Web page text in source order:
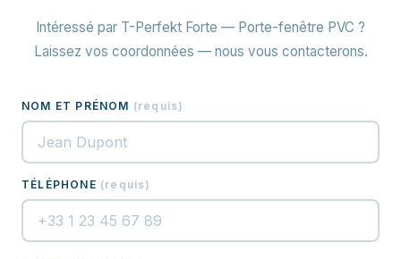
Intéressé par T-Perfekt Forte — Porte-fenêtre PVC ?
Laissez vos coordonnées — nous vous contacterons.
NOM ET PRÉNOM (requis)
TÉLÉPHONE (requis)